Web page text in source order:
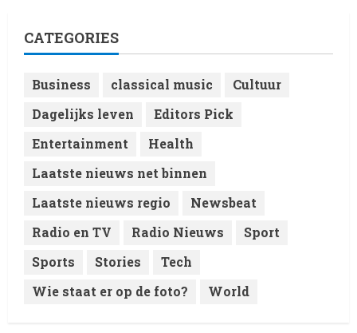
5
Laatste nieuws net binnen
RTVchannel.com brengt je
entertainmentnieuws!
CATEGORIES
Business classical music
Cultuur
Dagelijks leven
Editors Pick
Entertainment
Health
Laatste nieuws net binnen
Laatste nieuws regio
Newsbeat
Radio en TV
Radio Nieuws
Sport
Sports
Stories
Tech
Wie staat er op de foto?
World